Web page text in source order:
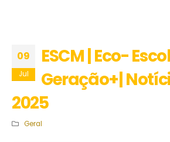
09
Jul
ESCM | Eco-
Geração+|
2025
Geral